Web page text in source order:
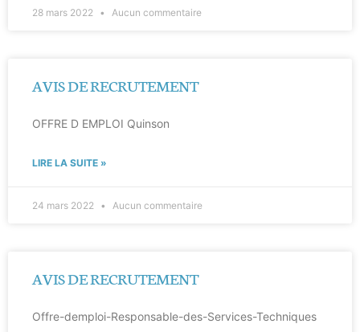
28 mars 2022 Aucun commentaire
AVIS DE RECRUTEMENT
OFFRE D EMPLOI Quinson
LIRE LA SUITE »
24 mars 2022 Aucun commentaire
AVIS DE RECRUTEMENT
Offre-demploi-Responsable-des-Services-Techniques